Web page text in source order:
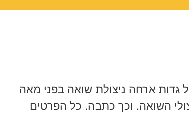
ארחה ניצולת שואה בפני מאה
השואה. וכך כתבה. כל הפרטים